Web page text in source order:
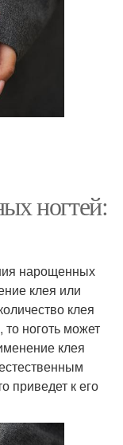
ногтей:
нарощенных
клея или
клея
ноготь может
клея
приведет к его